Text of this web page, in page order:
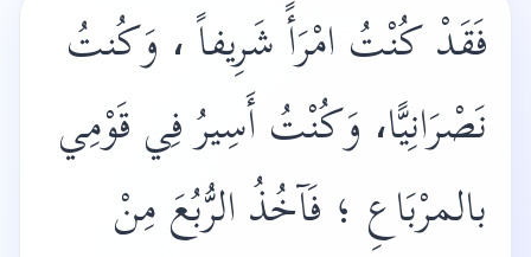
فَقَدْ كُنْتُ امْرَأً شَرِيفاً ، وَكُنتُ
نَصْرَانِيًّا، وَكُنْتُ أَسِيرُ فِي قَوْمِي
بالمرْبَاعِ ؛ فَآخُذُ الرُّبُعَ مِنْ